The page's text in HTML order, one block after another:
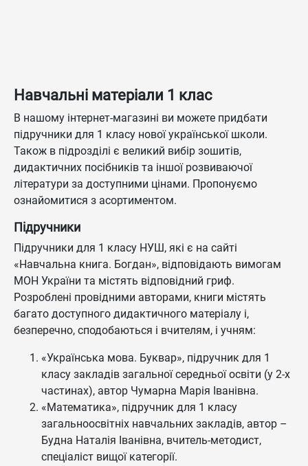
Навчальні матеріали 1 клас
В нашому інтернет-магазині ви можете придбати
підручники для 1 класу нової української школи.
Також в підрозділі є великий вибір зошитів,
дидактичних посібників та іншої розвиваючої
літератури за доступними цінами. Пропонуємо
ознайомитися з асортиментом.
Підручники
Підручники для 1 класу НУШ, які є на сайті
«Навчальна книга. Богдан», відповідають вимогам
МОН України та містять відповідний гриф.
Розроблені провідними авторами, книги містять
багато доступного дидактичного матеріалу і,
безперечно, сподобаються і вчителям, і учням:
«Українська мова. Буквар», підручник для 1
класу закладів загальної середньої освіти (у 2-х
частинах), автор Чумарна Марія Іванівна.
«Математика», підручник для 1 класу
загальноосвітніх навчальних закладів, автор –
Будна Наталія Іванівна, вчитель-методист,
спеціаліст вищої категорії.